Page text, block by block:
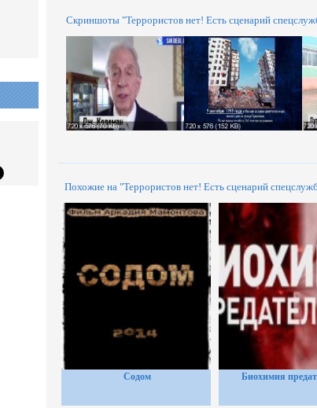
Скриншоты "Террористов нет! Есть сценарий
Похожие на "Террористов нет! Есть сценарий
Содом Биохимия